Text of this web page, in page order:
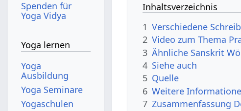
Inhaltsverzeichnis
1 Verschiedene
2 Video zum Thema
3 Ähnliche Sanskrit
4 Siehe auch
5 Quelle
6 Weitere
7 Zusammenfassung
Spenden für
Yoga Vidya
Yoga lernen
Yoga
Ausbildung
Yoga Seminare
Yogaschulen